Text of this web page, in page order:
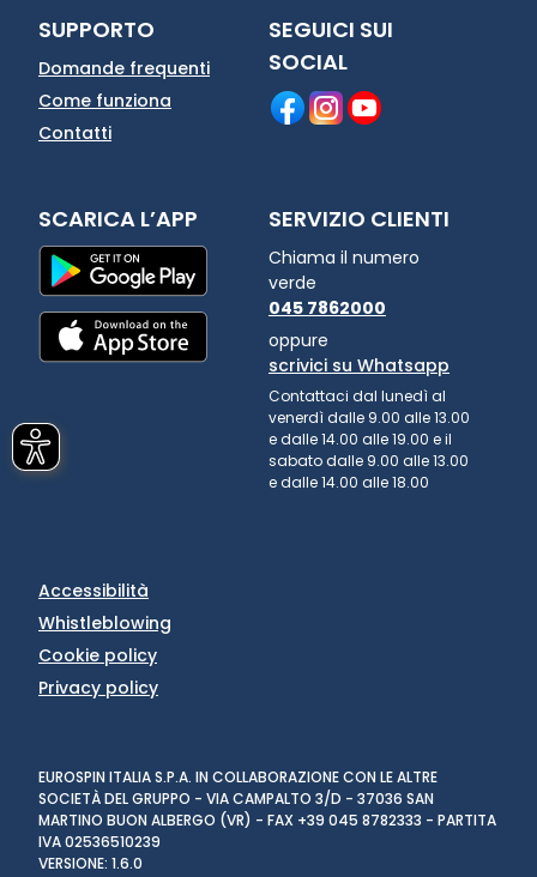
SUPPORTO
Domande frequenti
Come funziona
Contatti
SEGUICI SUI
SOCIAL
SCARICA L’APP SERVIZIO CLIENTI
Chiama il numero
verde
045 7862000
oppure
scrivici su Whatsapp
Contattaci dal lunedì al
venerdì dalle 9.00 alle 13.00
e dalle 14.00 alle 19.00 e il
sabato dalle 9.00 alle 13.00
e dalle 14.00 alle 18.00
Accessibilità
Whistleblowing
Cookie policy
Privacy policy
EUROSPIN ITALIA S.P.A. IN COLLABORAZIONE CON LE ALTRE
SOCIETÀ DEL GRUPPO - VIA CAMPALTO 3/D - 37036 SAN
MARTINO BUON ALBERGO (VR) - FAX +39 045 8782333 - PARTITA
IVA 02536510239
VERSIONE: 1.6.0